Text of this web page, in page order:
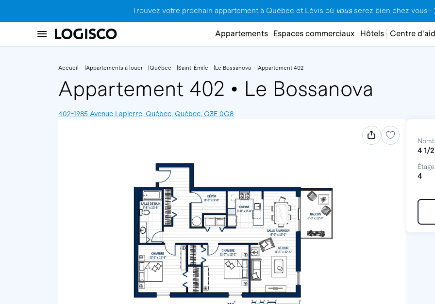
Trouvez votre prochain appartement à Québec et Lévis où vous serez bien chez vous–
Appartements Espaces commerciaux Hôtels Centre
Accueil Appartements à louer Québec Saint-Émile Le Bossanova Appartement 402
Appartement 402 • Le Bossanova
402-1985 Avenue Lapierre, Québec, Québec, G3E 0G8
4 1/2
Étage
4